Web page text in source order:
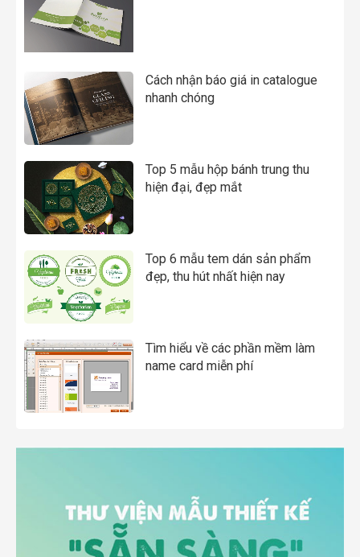
Cách nhận báo giá in catalogue
nhanh chóng
Top 5 mẫu hộp bánh trung thu
hiện đại, đẹp mắt
Top 6 mẫu tem dán sản phẩm
đẹp, thu hút nhất hiện nay
Tìm hiểu về các phần mềm làm
name card miễn phí